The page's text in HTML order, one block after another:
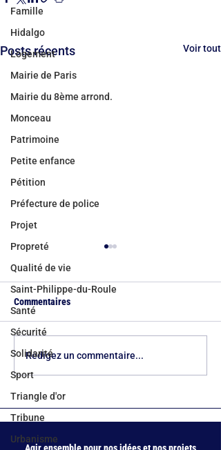
Famille
Hidalgo
Logement
Mairie de Paris
Mairie du 8ème arrond.
Monceau
Patrimoine
Petite enfance
Pétition
Préfecture de police
Projet
Propreté
Qualité de vie
Saint-Philippe-du-Roule
Santé
Sécurité
Solidarité
Sport
Triangle d'or
Tribune
Urbanisme
Posts récents Voir tout
Bicentenaire du quartier de
l’Europe : deux siècles d’une
Commentaires
Rédigez un commentaire...